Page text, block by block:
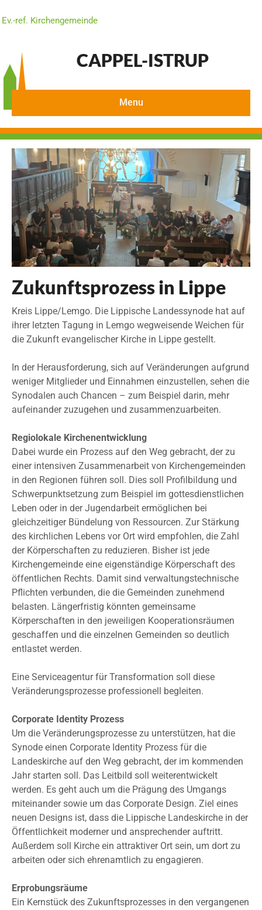
Ev.-ref. Kirchengemeinde
CAPPEL-ISTRUP
Menu
Zukunftsprozess in Lippe
Kreis Lippe/Lemgo. Die Lippische Landessynode hat auf
ihrer letzten Tagung in Lemgo wegweisende Weichen für
die Zukunft evangelischer Kirche in Lippe gestellt.
In der Herausforderung, sich auf Veränderungen aufgrund
weniger Mitglieder und Einnahmen einzustellen, sehen die
Synodalen auch Chancen – zum Beispiel darin, mehr
aufeinander zuzugehen und zusammenzuarbeiten.
Regiolokale Kirchenentwicklung
Dabei wurde ein Prozess auf den Weg gebracht, der zu
einer intensiven Zusammenarbeit von Kirchengemeinden
in den Regionen führen soll. Dies soll Profilbildung und
Schwerpunktsetzung zum Beispiel im gottesdienstlichen
Leben oder in der Jugendarbeit ermöglichen bei
gleichzeitiger Bündelung von Ressourcen. Zur Stärkung
des kirchlichen Lebens vor Ort wird empfohlen, die Zahl
der Körperschaften zu reduzieren. Bisher ist jede
Kirchengemeinde eine eigenständige Körperschaft des
öffentlichen Rechts. Damit sind verwaltungstechnische
Pflichten verbunden, die die Gemeinden zunehmend
belasten. Längerfristig könnten gemeinsame
Körperschaften in den jeweiligen Kooperationsräumen
geschaffen und die einzelnen Gemeinden so deutlich
entlastet werden.
Eine Serviceagentur für Transformation soll diese
Veränderungsprozesse professionell begleiten.
Corporate Identity Prozess
Um die Veränderungsprozesse zu unterstützen, hat die
Synode einen Corporate Identity Prozess für die
Landeskirche auf den Weg gebracht, der im kommenden
Jahr starten soll. Das Leitbild soll weiterentwickelt
werden. Es geht auch um die Prägung des Umgangs
miteinander sowie um das Corporate Design. Ziel eines
neuen Designs ist, dass die Lippische Landeskirche in der
Öffentlichkeit moderner und ansprechender auftritt.
Außerdem soll Kirche ein attraktiver Ort sein, um dort zu
arbeiten oder sich ehrenamtlich zu engagieren.
Erprobungsräume
Ein Kernstück des Zukunftsprozesses in den vergangenen